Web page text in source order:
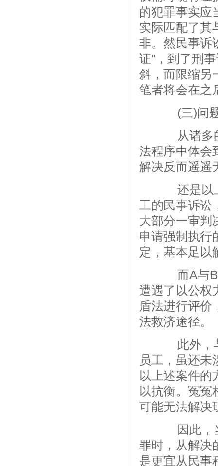
的犯罪事实应
实际匹配了其
非。然民事诉
证”，到了刑
斜，而限缩另
笔者将会在之
(三)问题
从诸多的
法程序中体会
解决反而遥遥
还是以上
工的民事诉讼
大部分一审判
申请强制执行
定，基本足以
而A与B
遭遇了以公权
盾法进行评价
法救济途径。
此外，与
员工，虽还未
以上述案件的
以抗衡。冤冤
可能无法解决
因此，当
罪时，从解决
是更宜从民事